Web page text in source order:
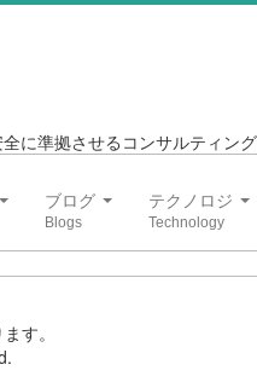
に準拠させるコンサルティン
ブログ テクノロジ
す。